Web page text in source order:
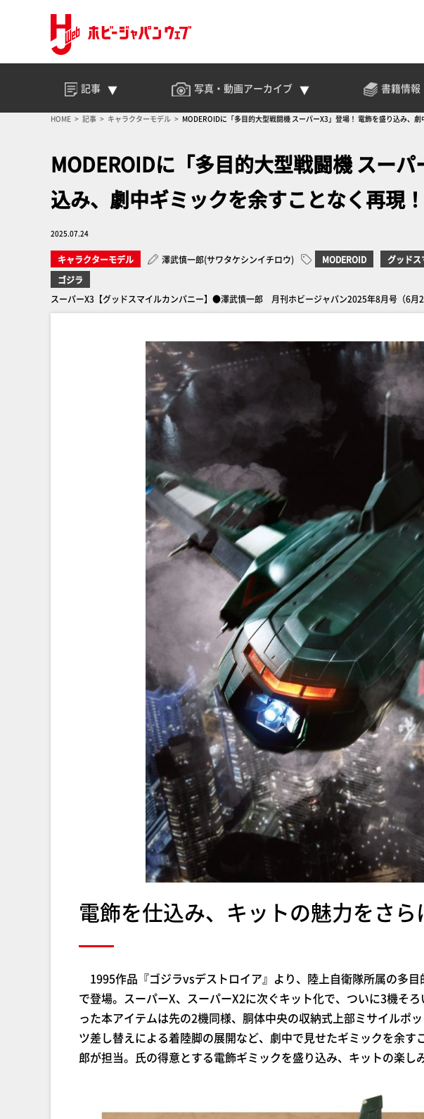
記事 写真・動画アーカイブ 書籍情報
HOME 記事 キャラクターモデル MODEROIDに「多目的大型戦闘機 スーパーX3」登場！ 電飾を盛り込み、
MODEROIDに「多目的大型戦闘機 スー
込み、劇中ギミックを余すことなく再現！
2025.07.24
キャラクターモデル 澤武慎一郎(サワタケシンイチロウ) MODEROID グッドス
ゴジラ
スーパーX3【グッドスマイルカンパニー】●澤武慎一郎 月刊ホビージャパン2025年8月号（6月
電飾を仕込み、キットの魅力をさら
1995作品『ゴジラvsデストロイア』より、陸上自衛隊所属の多
で登場。スーパーX、スーパーX2に次ぐキット化で、ついに3機そ
った本アイテムは先の2機同様、胴体中央の収納式上部ミサイルポ
ツ差し替えによる着陸脚の展開など、劇中で見せたギミックを余
郎が担当。氏の得意とする電飾ギミックを盛り込み、キットの楽し